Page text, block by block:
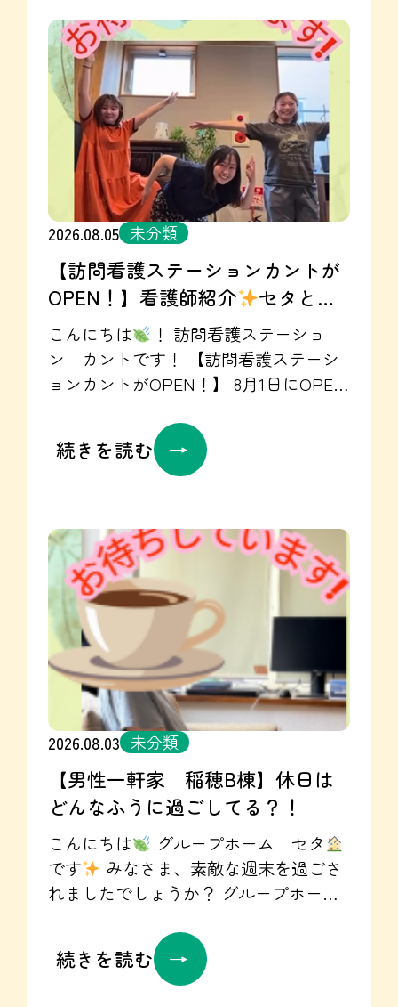
限等の確認も行いました☺ 自然災害は
いつ起こるかわからないので、日ごろ
からしっかりと対策を進めていきたい
ですね。 そして感染症対策！ 今回は嘔
吐物の処理編☺ エプロンや手袋・防止
の脱ぎ方は実践形式で学びました
今
回の研修を担当したのは・・・ 看護師
のSさん
！ 訪問看護と連携が開始と
なったことで、感染症対策や簡単な医
療処置など セタでも行えるケアが増え
てきました！ 安心して過ごしていただ
けるホームを、これからもどんどん目
指していきます
見学・体験お待ち
しております♪ グループホーム セタ
のInstagramはこちら☞
https://www.instagram.com/seta.gh2023/
就労継続支援UTARI☞https://utari.jp/
Instagram☞
https://www.instagram.com/utari.20250901/
Instagram☞
https://www.instagram.com/kanto.20260801/
2026.08.05 未分類
【訪問看護ステーションカントが
OPEN！】看護師紹介
セタと連
携しています！
こんにちは
！ 訪問看護ステーショ
ン カントです！ 【訪問看護ステーシ
ョンカントがOPEN！】 8月1日にOPEN
4日より、セタを回っての訪問看護が開
始となりました
セタスタッフと連携
し、日常生活を総合的にサポート！ セ
ームや地域で生活していただけるよう
に 協力して支援していきます
精神
的な面での支援はもちろん！ 風邪や小
さなけがなど、ホームでサポートでき
る部分はをセタスタッフとカントで共
同して支援していきます☺
服薬管
理・爪切り・手荒れ・体重管理など、
また血圧なども訪問時に測定し 体調管
理も行っていきます
セタ見学時に、
カントのご紹介も可能です
合わせお待ちしております！ セタ空室
状況はこちらから☞https://seta-
gh.jp/home/#vacancy 訪問看護ステーシ
ョンカントのInstagram☞
https://www.instagram.com/kanto.20260801/
就労継続支援UTARI
☞
https://www.instagram.com/utari.20250901/
続きを読む
2026.08.03 未分類
【男性一軒家 稲穂B棟】休日は
どんなふうに過ごしてる？！
こんにちは
グループホーム セタ
です
れましたでしょうか？ グループホー
棟】稲穂駅から徒歩10分！ 男性専用の
一軒家タイプです
8月1日の土曜日！
過ごし方は皆さま様々！ この日は、２
続きを読む